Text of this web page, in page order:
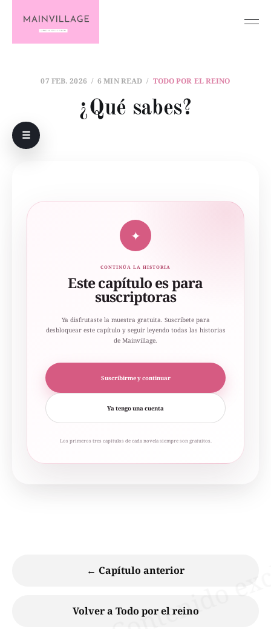
07 FEB. 2026 6 MIN READ TODO POR EL REINO
¿Qué sabes?
☰
✦
CONTINÚA LA HISTORIA
Este capítulo es para
suscriptoras
Ya disfrutaste la muestra gratuita. Suscríbete para
desbloquear este capítulo y seguir leyendo todas las historias
de Mainvillage.
Suscribirme y continuar
Ya tengo una cuenta
Los primeros tres capítulos de cada novela siempre son gratuitos.
← Capítulo anterior
Volver a Todo por el reino